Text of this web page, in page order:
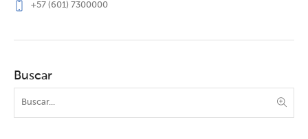
+57 (601) 7300000
Buscar